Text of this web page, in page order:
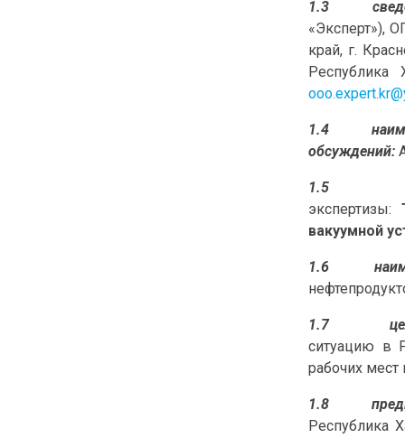
1.3
«Эксперт»),
край, г.
Республика
1.4
обсуждений:
экспертизы:
вакуумной
1.6
1.7
ситуацию в
рабочих мест
1.8
Республика